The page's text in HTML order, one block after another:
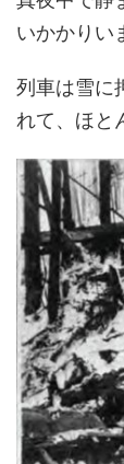
いかかりい
列車は雪に
れて、ほと